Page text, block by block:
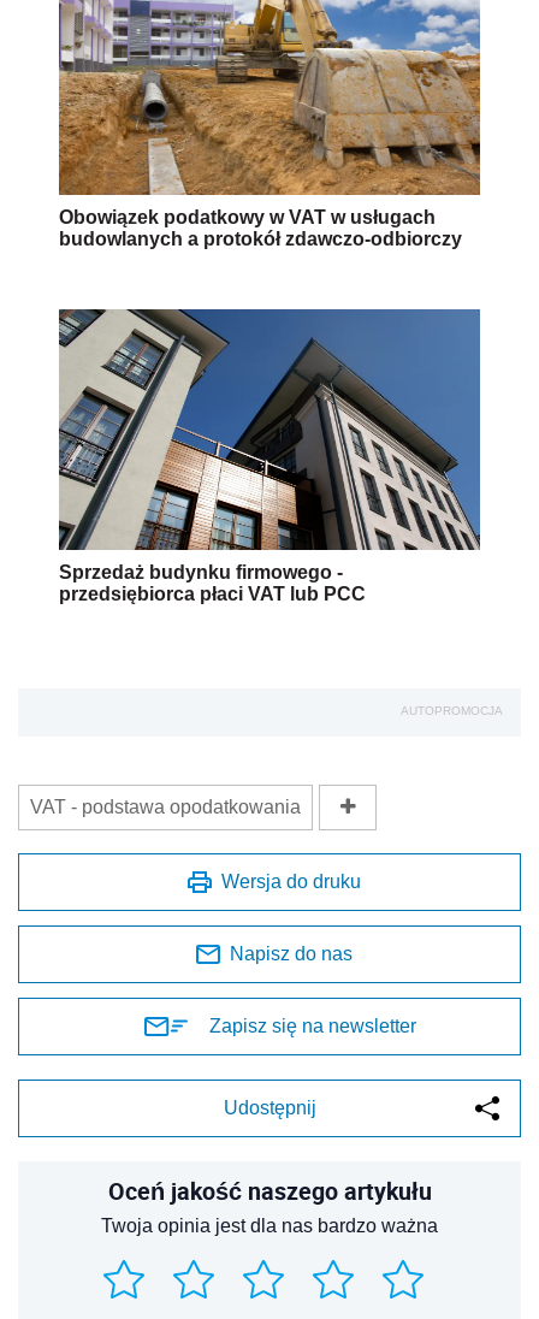
Obowiązek podatkowy w VAT w usługach
budowlanych a protokół zdawczo-odbiorczy
Sprzedaż budynku firmowego -
przedsiębiorca płaci VAT lub PCC
AUTOPROMOCJA
VAT - podstawa opodatkowania
Wersja do druku
Napisz do nas
Zapisz się na newsletter
Udostępnij
Oceń jakość naszego artykułu
Twoja opinia jest dla nas bardzo ważna